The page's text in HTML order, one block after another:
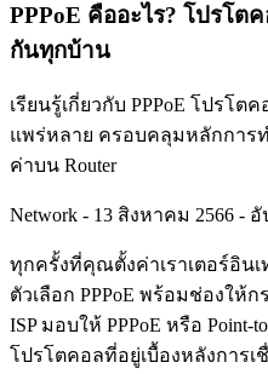
PPPoE คืออะไร? โปรโต
กันทุกบ้าน
เรียนรู้เกี่ยวกับ PPPoE โปรโ
แพร่หลาย ครอบคลุมหลักการ
ค่าบน Router
Network - 13 สิงหาคม 2566 - อั
ทุกครั้งที่คุณตั้งค่าเราเตอร์อิน
ตัวเลือก PPPoE พร้อมช่องให้ก
ISP มอบให้ PPPoE หรือ Point-
โปรโตคอลที่อยู่เบื้องหลังการ